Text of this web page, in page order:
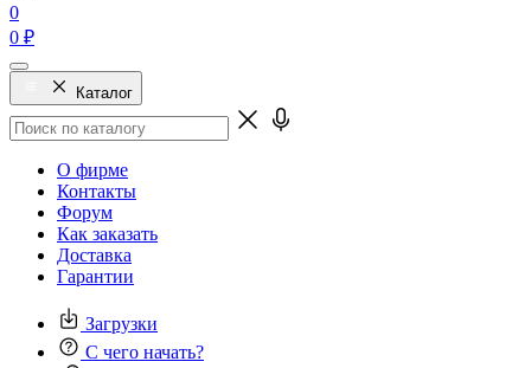
0
0 ₽
Каталог
О фирме
Контакты
Форум
Как заказать
Доставка
Гарантии
Загрузки
С чего начать?